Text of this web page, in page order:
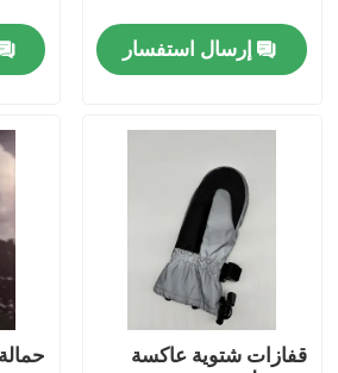
المنتجات
حول بنا
جولة في المعمل
إرسال استفسار
قفازات شتوية عاكسة